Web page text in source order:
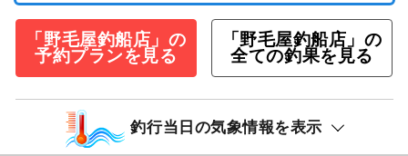
「野毛屋釣船店」の
予約プランを見る
「野毛屋釣船店」の
全ての釣果を見る
釣行当日の気象情報を表示